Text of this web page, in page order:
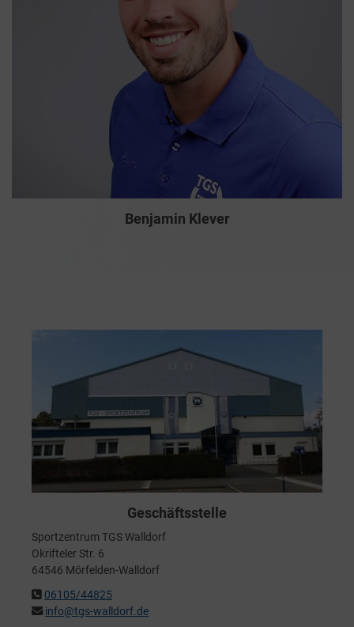
Benjamin Klever
Geschäftsstelle
Sportzentrum TGS Walldorf
Okrifteler Str. 6
64546 Mörfelden-Walldorf
06105/44825
info@tgs-walldorf.de